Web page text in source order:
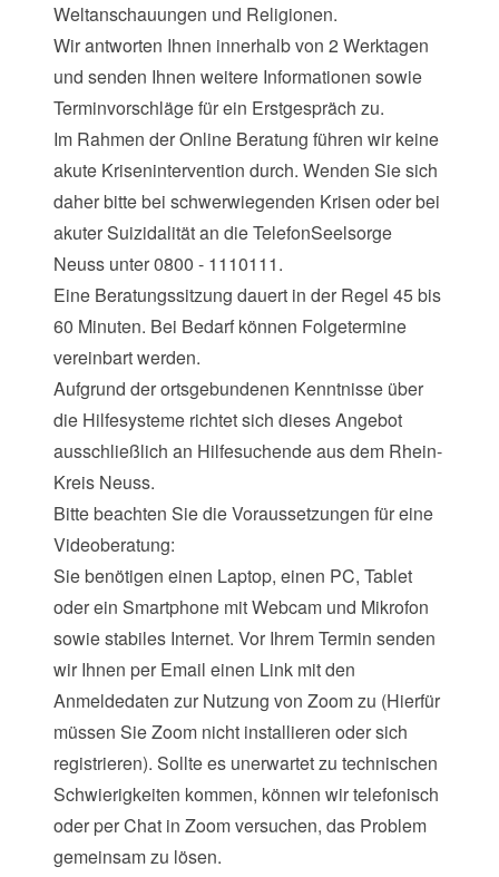
Weltanschauungen und Religionen.
Wir antworten Ihnen innerhalb von 2 Werktagen
und senden Ihnen weitere Informationen sowie
Terminvorschläge für ein Erstgespräch zu.
Im Rahmen der Online Beratung führen wir keine
akute Krisenintervention durch. Wenden Sie sich
daher bitte bei schwerwiegenden Krisen oder bei
akuter Suizidalität an dieTelefonSeelsorge
Neuss unter 0800 - 1110111.
Eine Beratungssitzung dauert in der Regel 45 bis
60 Minuten. Bei Bedarf können Folgetermine
vereinbart werden.
Aufgrund der ortsgebundenen Kenntnisse über
die Hilfesysteme richtet sich dieses Angebot
ausschließlich an Hilfesuchende aus dem Rhein-
Kreis Neuss.
Bitte beachten Sie die Voraussetzungen für eine
Videoberatung:
Sie benötigen einen Laptop, einen PC, Tablet
oder ein Smartphone mit Webcam und Mikrofon
sowie stabiles Internet. Vor Ihrem Termin senden
wir Ihnen per Email einen Link mit den
Anmeldedaten zur Nutzung von Zoom zu (Hierfür
müssen Sie Zoom nicht installieren oder sich
registrieren). Sollte es unerwartet zu technischen
Schwierigkeiten kommen, können wir telefonisch
oder per Chat in Zoom versuchen, das Problem
gemeinsam zu lösen.